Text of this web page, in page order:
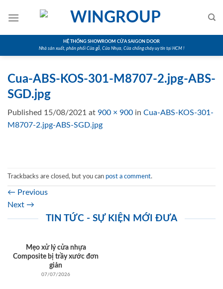
HỆ THỐNG SHOWROOM CỬA SAIGON DOOR
Nhà sản xuất, phân phối Cửa gỗ, Cửa Nhựa, Cửa chống cháy uy tín tại HCM !
Cua-ABS-KOS-301-M8707-2.jpg-ABS-
SGD.jpg
Published 15/08/2021 at 900 × 900 in Cua-ABS-KOS-301-
M8707-2.jpg-ABS-SGD.jpg
Trackbacks are closed, but you can post a comment.
← Previous
Next →
TIN TỨC - SỰ KIỆN MỚI ĐƯA
Mẹo xử lý cửa nhựa
Composite bị trầy xước đơn
giản
07/07/2026